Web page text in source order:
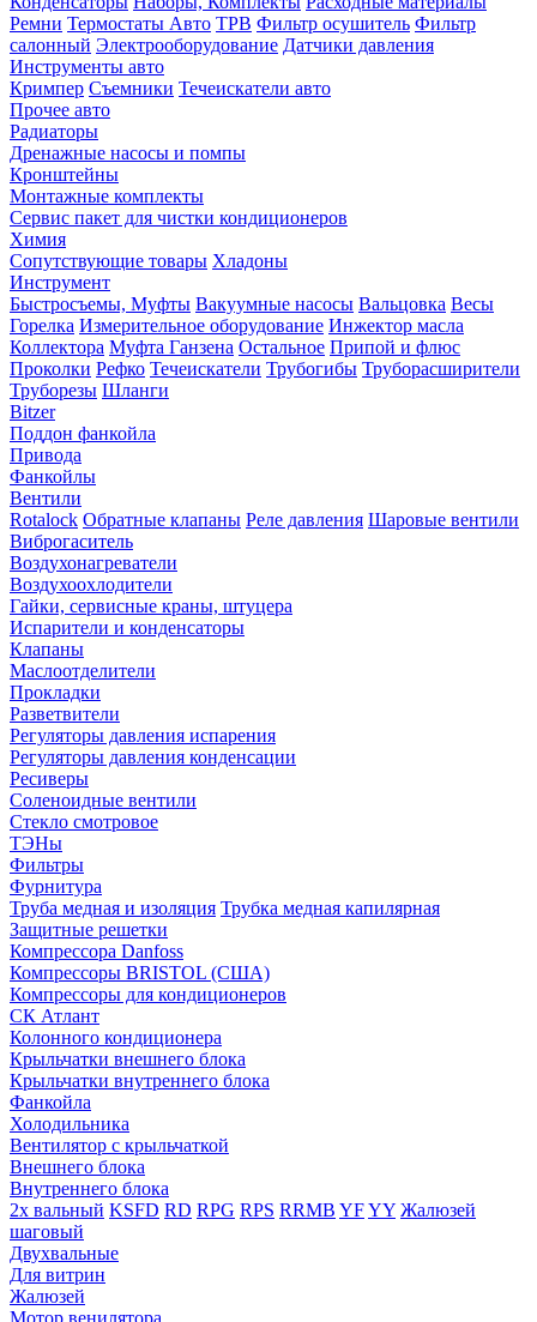
Ремни Термостаты Авто ТРВ Фильтр осушитель Фильтр
салонный Электрооборудование Датчики давления
Инструменты авто
Кримпер Съемники Течеискатели авто
Прочее авто
Радиаторы
Дренажные насосы и помпы
Кронштейны
Монтажные комплекты
Сервис пакет для чистки кондиционеров
Химия
Сопутствующие товары Хладоны
Инструмент
Быстросъемы, Муфты Вакуумные насосы Вальцовка Весы
Горелка Измерительное оборудование Инжектор масла
Коллектора Муфта Ганзена Остальное Припой и флюс
Проколки Рефко Течеискатели Трубогибы Труборасширители
Труборезы Шланги
Bitzer
Поддон фанкойла
Привода
Фанкойлы
Вентили
Rotalock Обратные клапаны Реле давления Шаровые вентили
Виброгаситель
Воздухонагреватели
Воздухоохлодители
Гайки, сервисные краны, штуцера
Испарители и конденсаторы
Клапаны
Маслоотделители
Прокладки
Разветвители
Регуляторы давления испарения
Регуляторы давления конденсации
Ресиверы
Соленоидные вентили
Стекло смотровое
ТЭНы
Фильтры
Фурнитура
Труба медная и изоляция Трубка медная капилярная
Защитные решетки
Компрессора Danfoss
Компрессоры BRISTOL (США)
Компрессоры для кондиционеров
СК Атлант
Колонного кондиционера
Крыльчатки внешнего блока
Крыльчатки внутреннего блока
Фанкойла
Холодильника
Вентилятор с крыльчаткой
Внешнего блока
Внутреннего блока
2х вальный KSFD RD RPG RPS RRMB YFYY Жалюзей
шаговый
Двухвальные
Для витрин
Жалюзей
Мотор венилятора